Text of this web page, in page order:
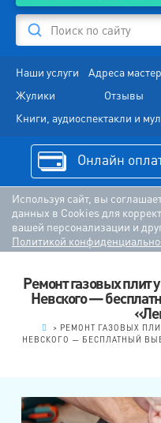
Поиск по сайту
Наши услуги Адреса
Жулики
Отзывы
Книги, аудиоспектакли и
Онлайн
Используя сайт, вы
данных в Cookies для
вашей персонализации и
Политикой
Ремонт газовых плит
Невского —
> РЕМОНТ ГАЗОВЫХ
НЕВСКОГО — БЕСПЛАТНЫЙ